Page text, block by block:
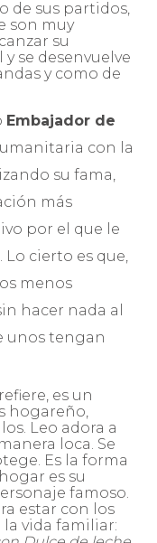
de sus partidos,
son muy
su
se desenvuelve
y como de
Embajador de
con la
su fama,
más
por el que le
cierto es que,
menos
hacer nada al
unos tengan
es un
hogareño,
Leo adora a
loca. Se
Es la forma
es su
famoso.
estar con los
la vida familiar: